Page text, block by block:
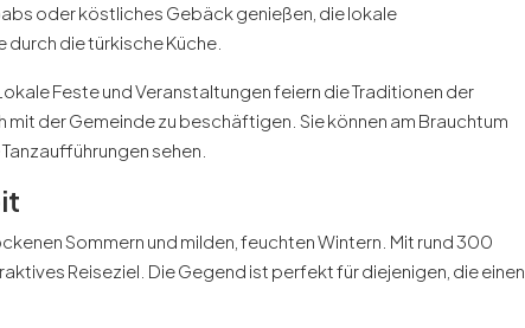
oder köstliches Gebäck genießen, die lokale
die türkische Küche.
Feste und Veranstaltungen feiern die Traditionen der
der Gemeinde zu beschäftigen. Sie können am Brauchtum
sehen.
Sommern und milden, feuchten Wintern. Mit rund 300
Reiseziel. Die Gegend ist perfekt für diejenigen, die einen